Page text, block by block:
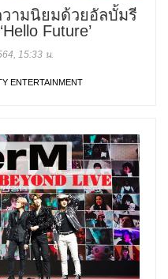
วามนิยมด้วยอัลบั้มรี
Future’
15:33 น.
ENTERTAINMENT